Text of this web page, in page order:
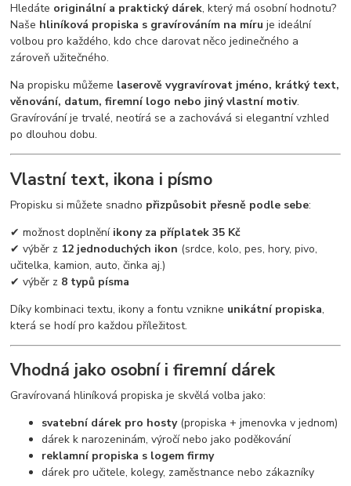
Hledáte originální a praktický dárek, který má osobní hodnotu?
Naše hliníková propiska s gravírováním na míru je ideální
volbou pro každého, kdo chce darovat něco jedinečného a
zároveň užitečného.
Na propisku můžeme laserově vygravírovat jméno, krátký text,
věnování, datum, firemní logo nebo jiný vlastní motiv.
Gravírování je trvalé, neotírá se a zachovává si elegantní vzhled
po dlouhou dobu.
Vlastní text, ikona i písmo
Propisku si můžete snadno přizpůsobit přesně podle sebe:
✔ možnost doplnění ikony za příplatek 35 Kč
✔ výběr z 12 jednoduchých ikon (srdce, kolo, pes, hory, pivo,
učitelka, kamion, auto, činka aj.)
✔ výběr z 8 typů písma
Díky kombinaci textu, ikony a fontu vznikne unikátní propiska,
která se hodí pro každou příležitost.
Vhodná jako osobní i firemní dárek
Gravírovaná hliníková propiska je skvělá volba jako:
svatební dárek pro hosty(propiska + jmenovka v jednom)
dárek k narozeninám, výročí nebo jako poděkování
reklamní propiska s logem firmy
dárek pro učitele, kolegy, zaměstnance nebo zákazníky